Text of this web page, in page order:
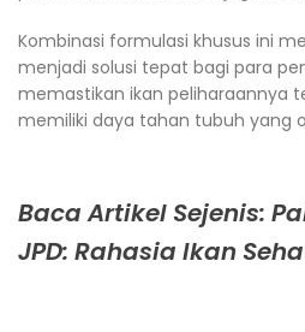
Kombinasi formulasi khusus ini
menjadi solusi tepat bagi para
memastikan ikan peliharaannya
memiliki daya tahan tubuh yang
Baca Artikel Sejenis:
JPD: Rahasia Ikan